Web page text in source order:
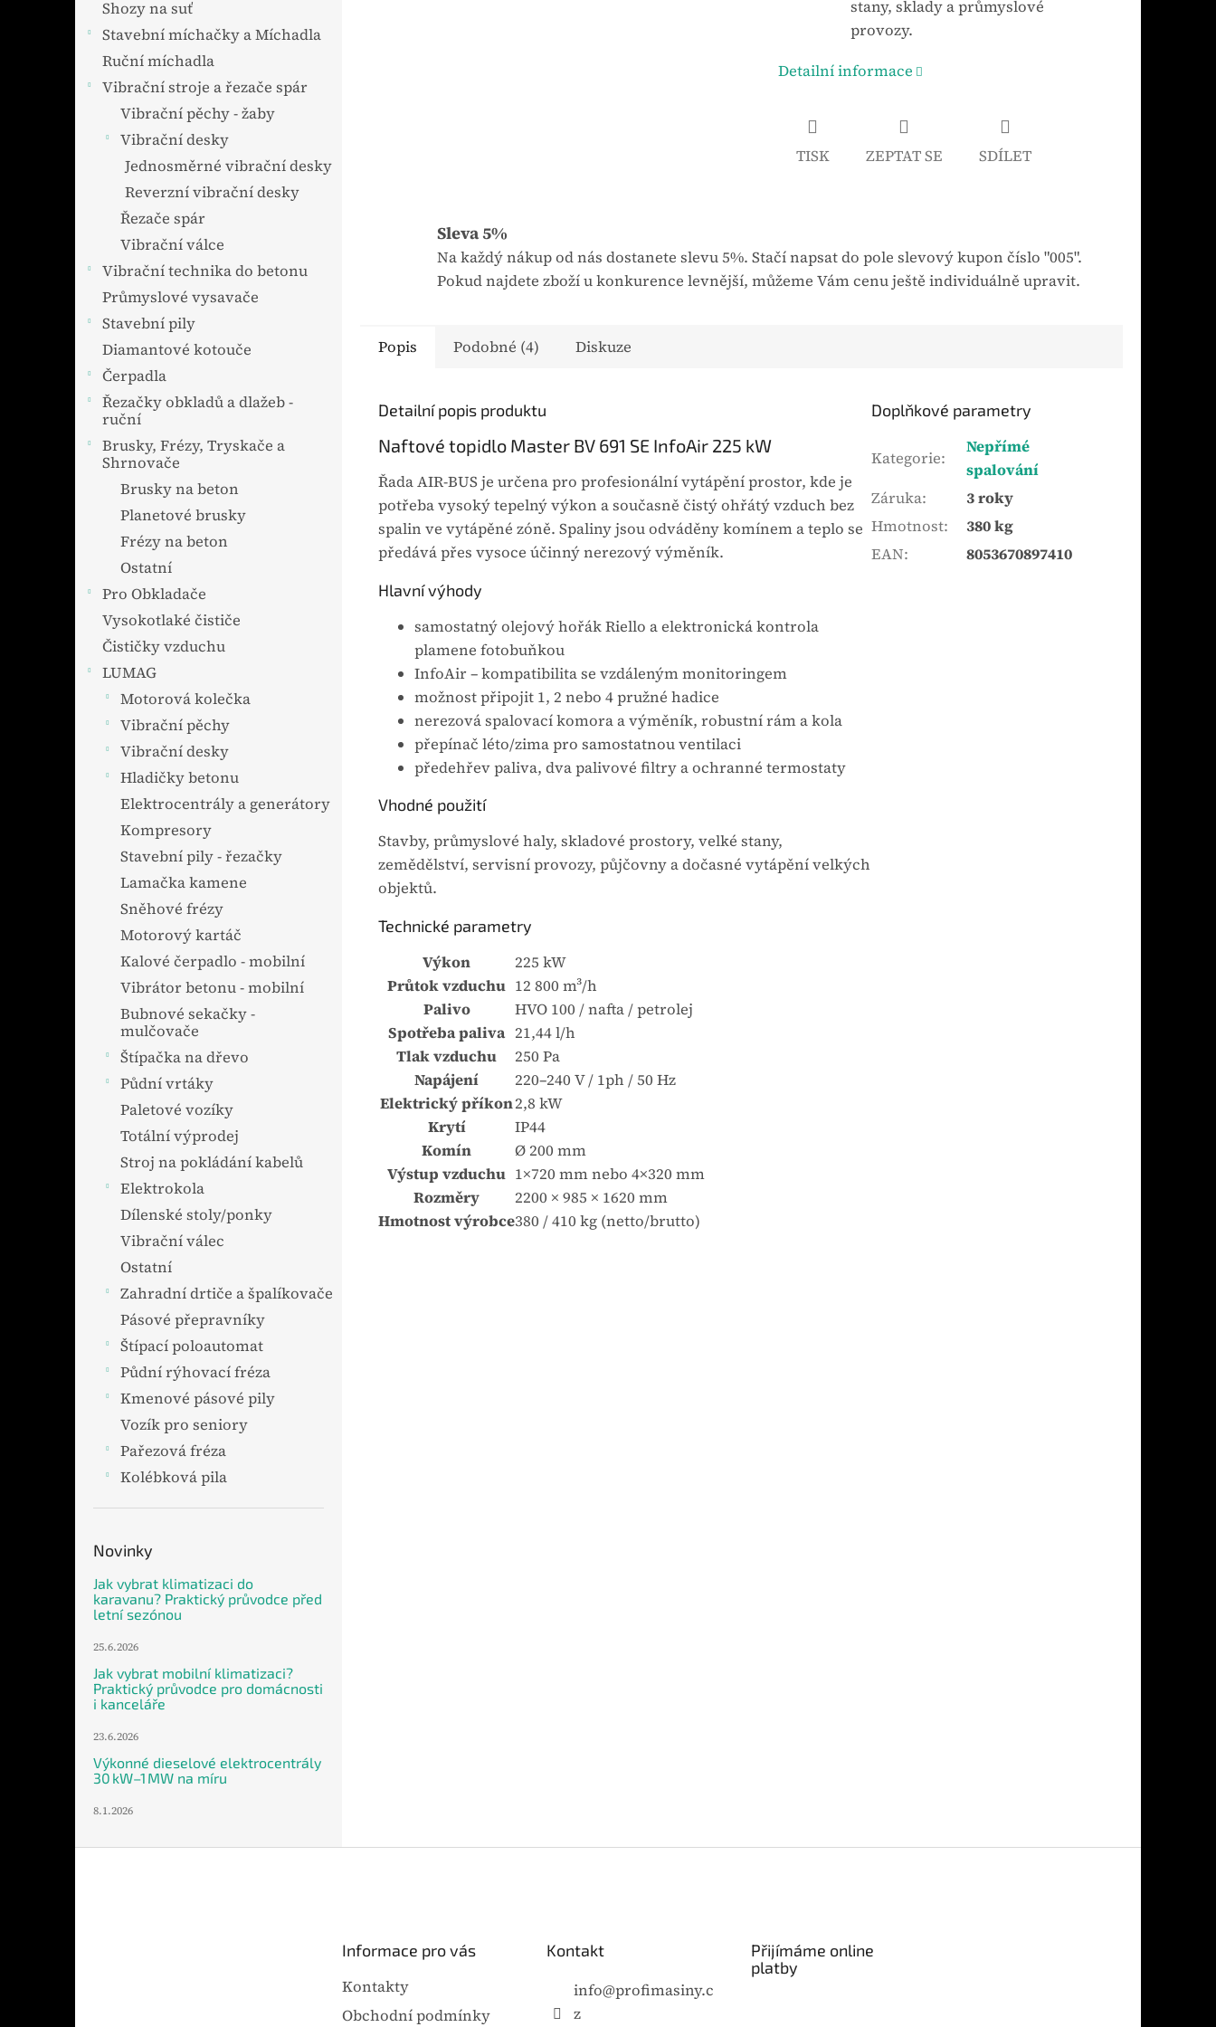
Shozy na suť
Stavební míchačky a Míchadla
Ruční míchadla
Vibrační stroje a řezače spár
Vibrační pěchy - žaby
Vibrační desky
Jednosměrné vibrační desky
Reverzní vibrační desky
Řezače spár
Vibrační válce
Vibrační technika do betonu
Průmyslové vysavače
Stavební pily
Diamantové kotouče
Čerpadla
Řezačky obkladů a dlažeb -
ruční
Brusky, Frézy, Tryskače a
Shrnovače
Brusky na beton
Planetové brusky
Frézy na beton
Ostatní
Pro Obkladače
Vysokotlaké čističe
Čističky vzduchu
LUMAG
Motorová kolečka
Vibrační pěchy
Vibrační desky
Hladičky betonu
Elektrocentrály a generátory
Kompresory
Stavební pily - řezačky
Lamačka kamene
Sněhové frézy
Motorový kartáč
Kalové čerpadlo - mobilní
Vibrátor betonu - mobilní
Bubnové sekačky -
mulčovače
Štípačka na dřevo
Půdní vrtáky
Paletové vozíky
Totální výprodej
Stroj na pokládání kabelů
Elektrokola
Dílenské stoly/ponky
Vibrační válec
Ostatní
Zahradní drtiče a špalíkovače
Pásové přepravníky
Štípací poloautomat
Půdní rýhovací fréza
Kmenové pásové pily
Vozík pro seniory
Pařezová fréza
Kolébková pila
Novinky
Jak vybrat klimatizaci do
karavanu? Praktický průvodce před
letní sezónou
25.6.2026
Jak vybrat mobilní klimatizaci?
Praktický průvodce pro domácnosti
i kanceláře
23.6.2026
Výkonné dieselové elektrocentrály
30 kW–1 MW na míru
8.1.2026
ě
z
d
.
stany, sklady a průmyslové
provozy.
Detailní informace
TISK ZEPTAT SE SDÍLET
Sleva 5%
Na každý nákup od nás dostanete slevu 5%. Stačí napsat do pole slevový kupon číslo "005".
Pokud najdete zboží u konkurence levnější, můžeme Vám cenu ještě individuálně upravit.
Popis Podobné (4) Diskuze
Detailní popis produktu
Naftové topidlo Master BV 691 SE InfoAir 225 kW
Řada AIR-BUS je určena pro profesionální vytápění prostor, kde je
potřeba vysoký tepelný výkon a současně čistý ohřátý vzduch bez
spalin ve vytápěné zóně. Spaliny jsou odváděny komínem a teplo se
předává přes vysoce účinný nerezový výměník.
Hlavní výhody
samostatný olejový hořák Riello a elektronická kontrola
plamene fotobuňkou
InfoAir – kompatibilita se vzdáleným monitoringem
možnost připojit 1, 2 nebo 4 pružné hadice
nerezová spalovací komora a výměník, robustní rám a kola
přepínač léto/zima pro samostatnou ventilaci
předehřev paliva, dva palivové filtry a ochranné termostaty
Vhodné použití
Stavby, průmyslové haly, skladové prostory, velké stany,
zemědělství, servisní provozy, půjčovny a dočasné vytápění velkých
objektů.
Technické parametry
Výkon
225 kW
Průtok vzduchu 12 800 m³/h
Palivo
HVO 100 / nafta / petrolej
Spotřeba paliva 21,44 l/h
Tlak vzduchu
250 Pa
Napájení
220–240 V / 1ph / 50 Hz
Elektrický příkon2,8 kW
Krytí
IP44
Komín
Ø 200 mm
Výstup vzduchu 1×720 mm nebo 4×320 mm
Rozměry
2200 × 985 × 1620 mm
Hmotnost výrobce380 / 410 kg (netto/brutto)
Doplňkové parametry
Kategorie:
Nepřímé
spalování
Záruka:
3 roky
Hmotnost:
380 kg
EAN: 8053670897410
Informace pro vás
Kontakty
Obchodní podmínky
Kontakt
info@profimasiny.c
z
Přijímáme online
platby